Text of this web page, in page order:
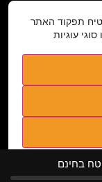
תפקוד האתר
עוגיות